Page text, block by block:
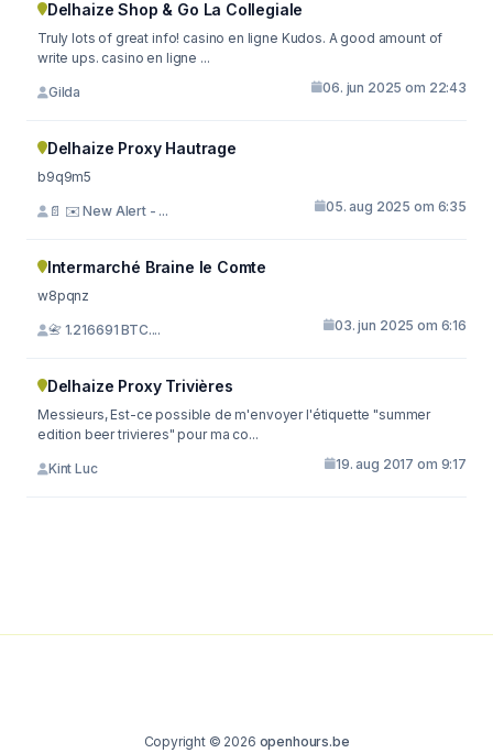
Delhaize Shop & Go La Collegiale
Truly lots of great info! casino en ligne Kudos. A good amount of
write ups. casino en ligne ...
Gilda 06. jun 2025 om 22:43
Delhaize Proxy Hautrage
b9q9m5
📄 ✉️ New Alert - ... 05. aug 2025 om 6:35
Intermarché Braine le Comte
w8pqnz
📇 1.216691 BTC.... 03. jun 2025 om 6:16
Delhaize Proxy Trivières
Messieurs, Est-ce possible de m'envoyer l'étiquette "summer
edition beer trivieres" pour ma co...
Kint Luc 19. aug 2017 om 9:17
Copyright © 2026 openhours.be